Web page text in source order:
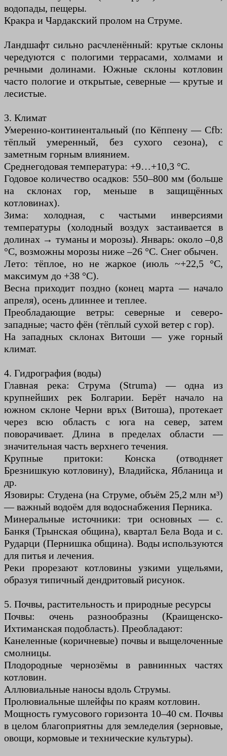
водопады, пещеры.
Кракра и Чардакский пролом на Струме.
Ландшафт сильно расчленённый: крутые склоны
чередуются с пологими террасами, холмами и
речными долинами. Южные склоны котловин
часто пологие и открытые, северные — крутые и
лесистые.
3. Климат
Умеренно-континентальный (по Кёппену — Cfb:
тёплый умеренный, без сухого сезона), с
заметным горным влиянием.
Среднегодовая температура: +9…+10,3 °C.
Годовое количество осадков: 550–800 мм (больше
на склонах гор, меньше в защищённых
котловинах).
Зима: холодная, с частыми инверсиями
температуры (холодный воздух застаивается в
долинах → туманы и морозы). Январь: около –0,8
°C, возможны морозы ниже –26 °C. Снег обычен.
Лето: тёплое, но не жаркое (июль ~+22,5 °C,
максимум до +38 °C).
Весна приходит поздно (конец марта — начало
апреля), осень длиннее и теплее.
Преобладающие ветры: северные и северо-
западные; часто фён (тёплый сухой ветер с гор).
На западных склонах Витоши — уже горный
климат.
4. Гидрография (воды)
Главная река: Струма (Struma) — одна из
крупнейших рек Болгарии. Берёт начало на
южном склоне Черни връх (Витоша), протекает
через всю область с юга на север, затем
поворачивает. Длина в пределах области —
значительная часть верхнего течения.
Крупные притоки: Конска (отводняет
Брезнишкую котловину), Владийска, Ябланица и
др.
Язовиры: Студена (на Струме, объём 25,2 млн м³)
— важный водоём для водоснабжения Перника.
Минеральные источники: три основных — с.
Банкя (Трынская община), квартал Бела Вода и с.
Рударци (Пернишка община). Воды используются
для питья и лечения.
Реки прорезают котловины узкими ущельями,
образуя типичный дендритовый рисунок.
5. Почвы, растительность и природные ресурсы
Почвы: очень разнообразны (Краищенско-
Ихтиманская подобласть). Преобладают:
Канеленные (коричневые) почвы и выщелоченные
смолницы.
Плодородные чернозёмы в равнинных частях
котловин.
Аллювиальные наносы вдоль Струмы.
Пролювиальные шлейфы по краям котловин.
Мощность гумусового горизонта 10–40 см. Почвы
в целом благоприятны для земледелия (зерновые,
овощи, кормовые и технические культуры).